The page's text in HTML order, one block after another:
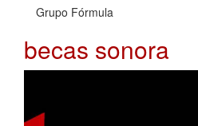
Grupo Fórmula
becas sonora